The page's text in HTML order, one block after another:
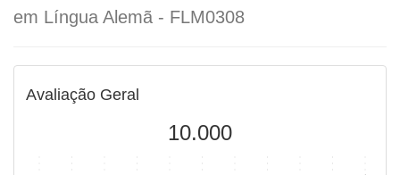
em Língua Alemã - FLM0308
Avaliação Geral
10.000